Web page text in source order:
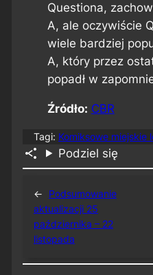
Questiona,
A, ale oczywiście
wiele bardziej
A, który przez
popadł w
Źródło: CBR
Tagi: Komiksowe miejskie
Podziel się
←
Podsumowanie
aktualizacji 25
października – 22
listopada